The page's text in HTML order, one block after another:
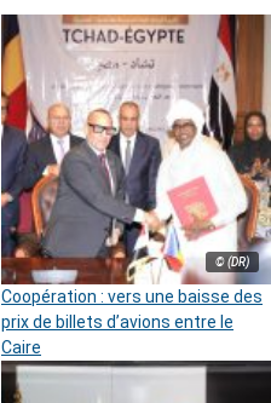
© (DR)
Coopération : vers une baisse des
prix de billets d’avions entre le
Caire